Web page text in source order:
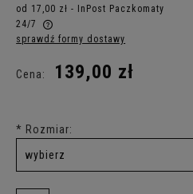
od 17,00 zł - InPost Paczkomaty
24/7
Cena nie zawiera ewentualnych
sprawdź formy dostawy
Cena: 139,00 zł
* Rozmiar: